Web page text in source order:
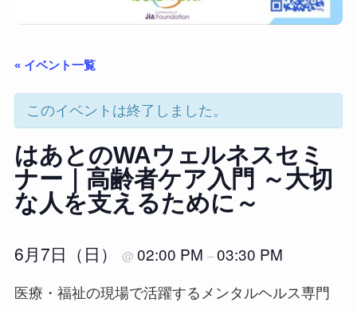
« イベント一覧
このイベントは終了しました。
はあとのWAウェルネスセミ
ナー｜高齢者ケア入門 ～大切
な人を支えるために～
6月7日（日） @ 02:00 PM –03:30 PM
医療・福祉の現場で活躍するメンタルヘルス専門